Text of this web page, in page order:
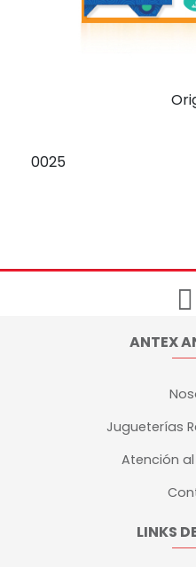
0025
ANTEX
Jugueterías
Atención
LINKS